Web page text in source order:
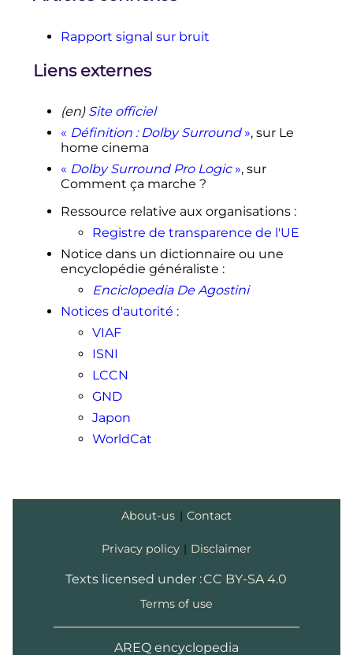
↑(fr) Document de présentation de
Cinema
chambinathor.free.fr/pics/dolbyfr.do
↑ « Photos Processeur Dolby CP
45
le27 mai 2023).
Processor CP850 Line », sur
dolby.com (consulté le
↑(en) « Dolby Cinema Processor
CP950
, surdolby.com (consulté le 27
mai 2023).
↑(en) « Dolby Atmos Cinema
Processor CP950A », sur
(consulté le27 mai 2023).
Rapport signal sur bruit
Liens externes
(en) Site officiel
« Définition : Dolby Surround», sur Le
home cinema
« Dolby Surround Pro Logic», sur
Comment ça marche ?
Ressource relative aux organisations:
Registre de transparence de l'UE
Notice dans un dictionnaire ou une
encyclopédie généraliste :
Enciclopedia De Agostini
Notices d'autorité :
VIAF
ISNI
LCCN
GND
Japon
WorldCat
About-us | Contact
Privacy policy | Disclaimer
Texts licensed under :CC BY-SA 4.0
Terms of use
AREQ encyclopedia